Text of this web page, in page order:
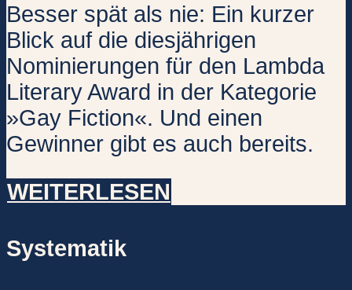
Besser spät als nie: Ein kurzer
Blick auf die diesjährigen
Nominierungen für den Lambda
Literary Award in der Kategorie
»Gay Fiction«. Und einen
Gewinner gibt es auch bereits.
WEITERLESEN
Systematik